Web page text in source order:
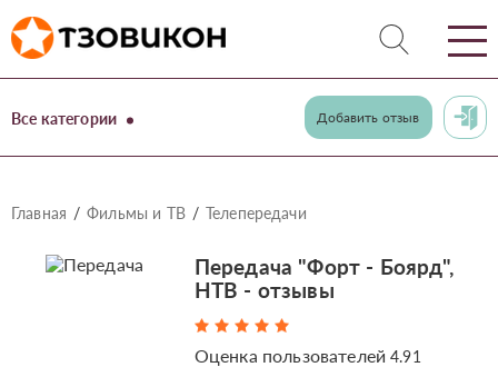
Все категории Добавить отзыв
Главная Фильмы и ТВ Телепередачи
Передача "Форт - Боярд",
НТВ - отзывы
Оценка пользователей4.91